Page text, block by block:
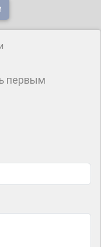
первым